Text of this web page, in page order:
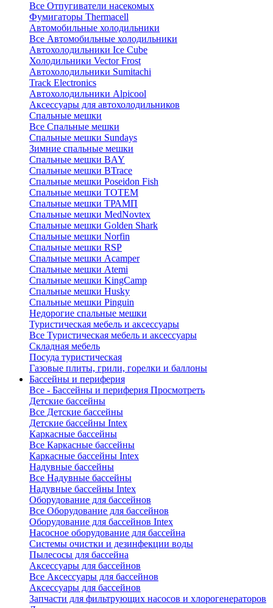
Все Отпугиватели насекомых
Фумигаторы Thermacell
Автомобильные холодильники
Все Автомобильные холодильники
Автохолодильники Ice Cube
Холодильники Vector Frost
Автохолодильники Sumitachi
Track Electronics
Автохолодильники Alpicool
Аксессуары для автохолодильников
Спальные мешки
Все Спальные мешки
Спальные мешки Sundays
Зимние спальные мешки
Спальные мешки BAY
Спальные мешки BTrace
Спальные мешки Poseidon Fish
Спальные мешки ТОТЕМ
Спальные мешки ТРАМП
Cпальные мешки MedNovtex
Спальные мешки Golden Shark
Спальные мешки Norfin
Спальные мешки RSP
Спальные мешки Acamper
Спальные мешки Atemi
Спальные мешки KingCamp
Спальные мешки Husky
Спальные мешки Pinguin
Недорогие спальные мешки
Туристическая мебель и аксессуары
Все Туристическая мебель и аксессуары
Складная мебель
Посуда туристическая
Газовые плиты, грили, горелки и баллоны
Бассейны и периферия
Все - Бассейны и периферия Просмотреть
Детские бассейны
Все Детские бассейны
Детские бассейны Intex
Каркасные бассейны
Все Каркасные бассейны
Каркасные бассейны Intex
Надувные бассейны
Все Надувные бассейны
Надувные бассейны Intex
Оборудование для бассейнов
Все Оборудование для бассейнов
Оборудование для бассейнов Intex
Насосное оборудование для бассейна
Системы очистки и дезинфекции воды
Пылесосы для бассейна
Аксессуары для бассейнов
Все Аксессуары для бассейнов
Аксессуары для бассейнов
Запчасти для фильтрующих насосов и хлорогенераторов